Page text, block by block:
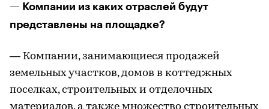
— Компании из каких отраслей будут
представлены на площадке?
— Компании, занимающиеся продажей
земельных участков, домов в коттеджных
поселках, строительных и отделочных